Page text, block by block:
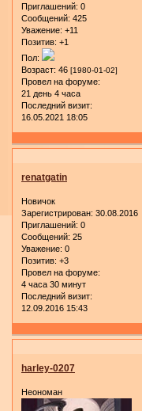
Приглашений: 0
Сообщений: 425
Уважение: +11
Позитив: +1
Пол:
Возраст: 46 [1980-01-02]
Провел на форуме:
21 день 4 часа
Последний визит:
16.05.2021 18:05
renatgatin
Новичок
Зарегистрирован: 30.08.2016
Приглашений: 0
Сообщений: 25
Уважение: 0
Позитив: +3
Провел на форуме:
4 часа 30 минут
Последний визит:
12.09.2016 15:43
harley-0207
Неономан